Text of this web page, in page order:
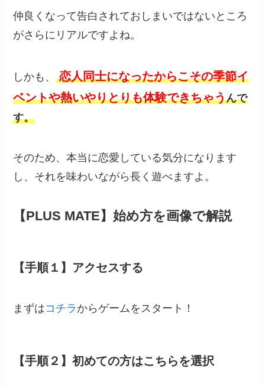
仲良くなって告白されておしまいではないところ
がさらにリアルですよね。
しかも、恋人同士になったからこその季節イ
ベントや熱いやりとりも体験できちゃうんで
す。
そのため、本当に恋愛している気分になります
し、それを味わいながら長く遊べますよ。
【PLUS MATE】始め方を画像で解説
【手順１】アクセスする
まずはコチラ からゲームをスタート！
【手順２】初めての方はこちらを選択